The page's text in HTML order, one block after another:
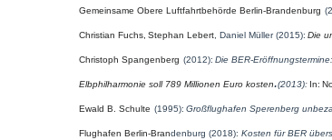
Gemeinsame Obere Luftfahrtbehörde Berlin-Brandenburg
Christian Fuchs, Stephan Lebert , Daniel Müller (2015): Die
Christoph Spangenberg (2012): Die BER-
Elbphilharmonie soll 789 Millionen Euro kosten.(2013): In:
Ewald B. Schulte (1995): Großflughafen Sperenberg
Flughafen Berlin-Brandenburg (2018): Kosten für BER